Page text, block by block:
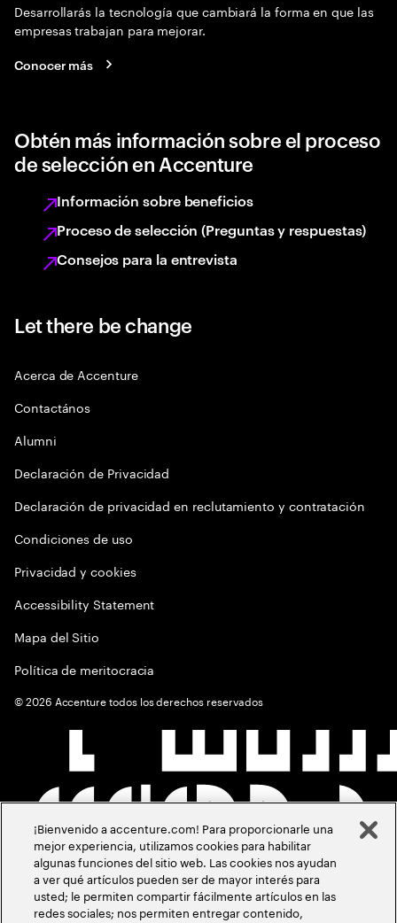
Desarrollarás la tecnología que cambiará la forma en que las
empresas trabajan para mejorar.
Conocer más
Obtén más información sobre el proceso
de selección en Accenture
Información sobre beneficios
Proceso de selección (Preguntas y respuestas)
Consejos para la entrevista
Let there be change
Acerca de Accenture
Contactános
Alumni
Declaración de Privacidad
Declaración de privacidad en reclutamiento y contratación
Condiciones de uso
Privacidad y cookies
Accessibility Statement
Mapa del Sitio
Política de meritocracia
©2026 Accenture todos los derechos reservados
¡Bienvenido a accenture.com! Para proporcionarle una
mejor experiencia, utilizamos cookies para habilitar
algunas funciones del sitio web. Las cookies nos ayudan
a ver qué artículos pueden ser de mayor interés para
usted; le permiten compartir fácilmente artículos en las
redes sociales; nos permiten entregar contenido,